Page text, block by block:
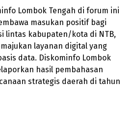
Lombok Tengah di forum ini
masukan positif bagi
lintas kabupaten/kota di NTB,
layanan digital yang
data. Diskominfo Lombok
hasil pembahasan
strategis daerah di tahun